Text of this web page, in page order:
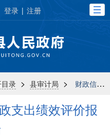
登录 | 注册
录 > 县审计局 > 财政信息
支出绩效评价报